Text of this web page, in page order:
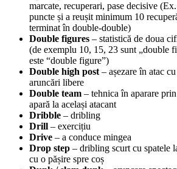
marcate, recuperari, pase decisive
puncte și a reușit minimum 10
terminat în double-double)
Double figures – statistică de doua
(de exemplu 10, 15, 23 sunt „double
este “double figure”)
Double high post – așezare în atac
aruncări libere
Double team – tehnica în aparare
apară la același atacant
Dribble – dribling
Drill – exercițiu
Drive – a conduce mingea
Drop step – dribling scurt cu spatele
cu o pășire spre coș